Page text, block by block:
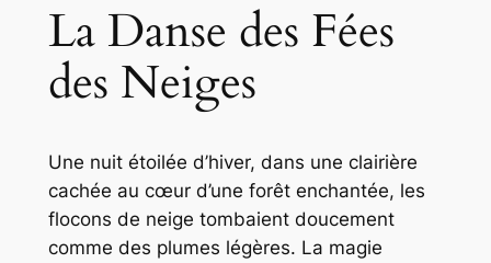
La Danse des Fées
des Neiges
Une nuit étoilée d’hiver, dans une clairière
cachée au cœur d’une forêt enchantée, les
flocons de neige tombaient doucement
comme des plumes légères. La magie